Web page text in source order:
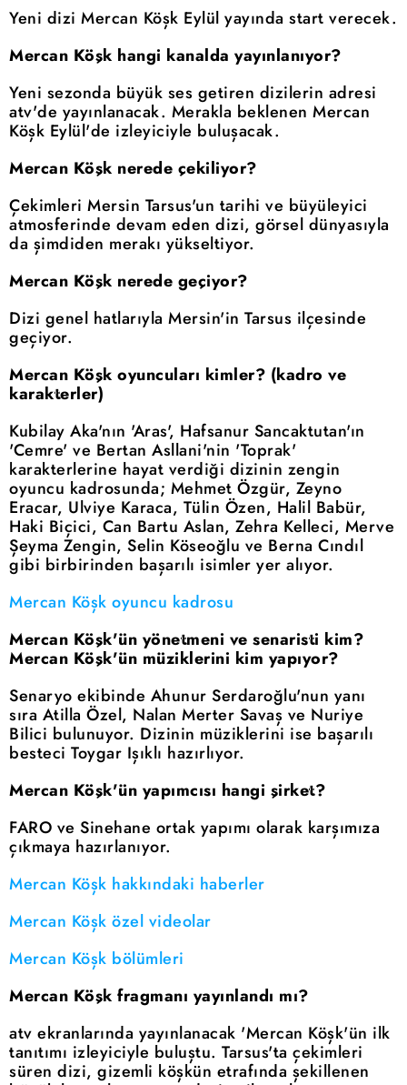
Yeni dizi Mercan Köşk Eylül yayında start verecek.
Mercan Köşk hangi kanalda yayınlanıyor?
Yeni sezonda büyük ses getiren dizilerin adresi
atv'de yayınlanacak. Merakla beklenen Mercan
Köşk Eylül'de izleyiciyle buluşacak.
Mercan Köşk nerede çekiliyor?
Çekimleri Mersin Tarsus'un tarihi ve büyüleyici
atmosferinde devam eden dizi, görsel dünyasıyla
da şimdiden merakı yükseltiyor.
Mercan Köşk nerede geçiyor?
Dizi genel hatlarıyla Mersin'in Tarsus ilçesinde
geçiyor.
Mercan Köşk oyuncuları kimler? (kadro ve
karakterler)
Kubilay Aka'nın 'Aras', Hafsanur Sancaktutan'ın
'Cemre' ve Bertan Asllani'nin 'Toprak'
karakterlerine hayat verdiği dizinin zengin
oyuncu kadrosunda; Mehmet Özgür, Zeyno
Eracar, Ulviye Karaca, Tülin Özen, Halil Babür,
Haki Biçici, Can Bartu Aslan, Zehra Kelleci, Merve
Şeyma Zengin, Selin Köseoğlu ve Berna Cındıl
gibi birbirinden başarılı isimler yer alıyor.
Mercan Köşk oyuncu kadrosu
Mercan Köşk'ün yönetmeni ve senaristi kim?
Mercan Köşk'ün müziklerini kim yapıyor?
Senaryo ekibinde Ahunur Serdaroğlu'nun yanı
sıra Atilla Özel, Nalan Merter Savaş ve Nuriye
Bilici bulunuyor. Dizinin müziklerini ise başarılı
besteci Toygar Işıklı hazırlıyor.
Mercan Köşk'ün yapımcısı hangi şirket?
FARO ve Sinehane ortak yapımı olarak karşımıza
çıkmaya hazırlanıyor.
Mercan Köşk hakkındaki haberler
Mercan Köşk özel videolar
Mercan Köşk bölümleri
Mercan Köşk fragmanı yayınlandı mı?
atv ekranlarında yayınlanacak 'Mercan Köşk'ün ilk
tanıtımı izleyiciyle buluştu. Tarsus'ta çekimleri
süren dizi, gizemli köşkün etrafında şekillenen